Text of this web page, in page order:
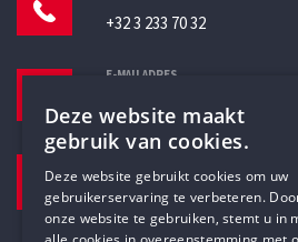
+32 3 233 70 32
E-MAILADRES
Pottenbrug 4
Antwerpen, 2000
Deze website maakt
gebruik van cookies.
Deze website gebruikt cookies om uw
gebruikerservaring te verbeteren.
onze website te gebruiken, stemt u in